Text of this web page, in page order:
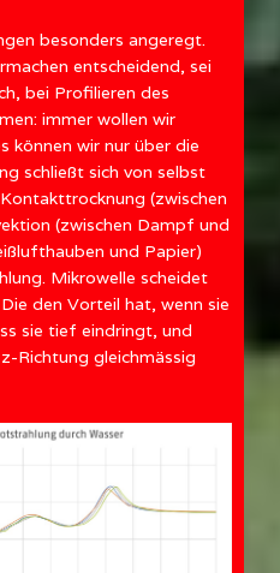
besonders angeregt.
entscheidend, sei
bei Profilieren des
immer wollen wir
können wir nur über die
schließt sich von selbst
(zwischen
(zwischen Dampf und
und Papier)
Mikrowelle scheidet
den Vorteil hat, wenn sie
sie tief eindringt, und
Richtung gleichmässig